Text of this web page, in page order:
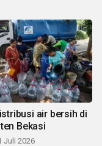
air bersih di
Bekasi
Juli 2026